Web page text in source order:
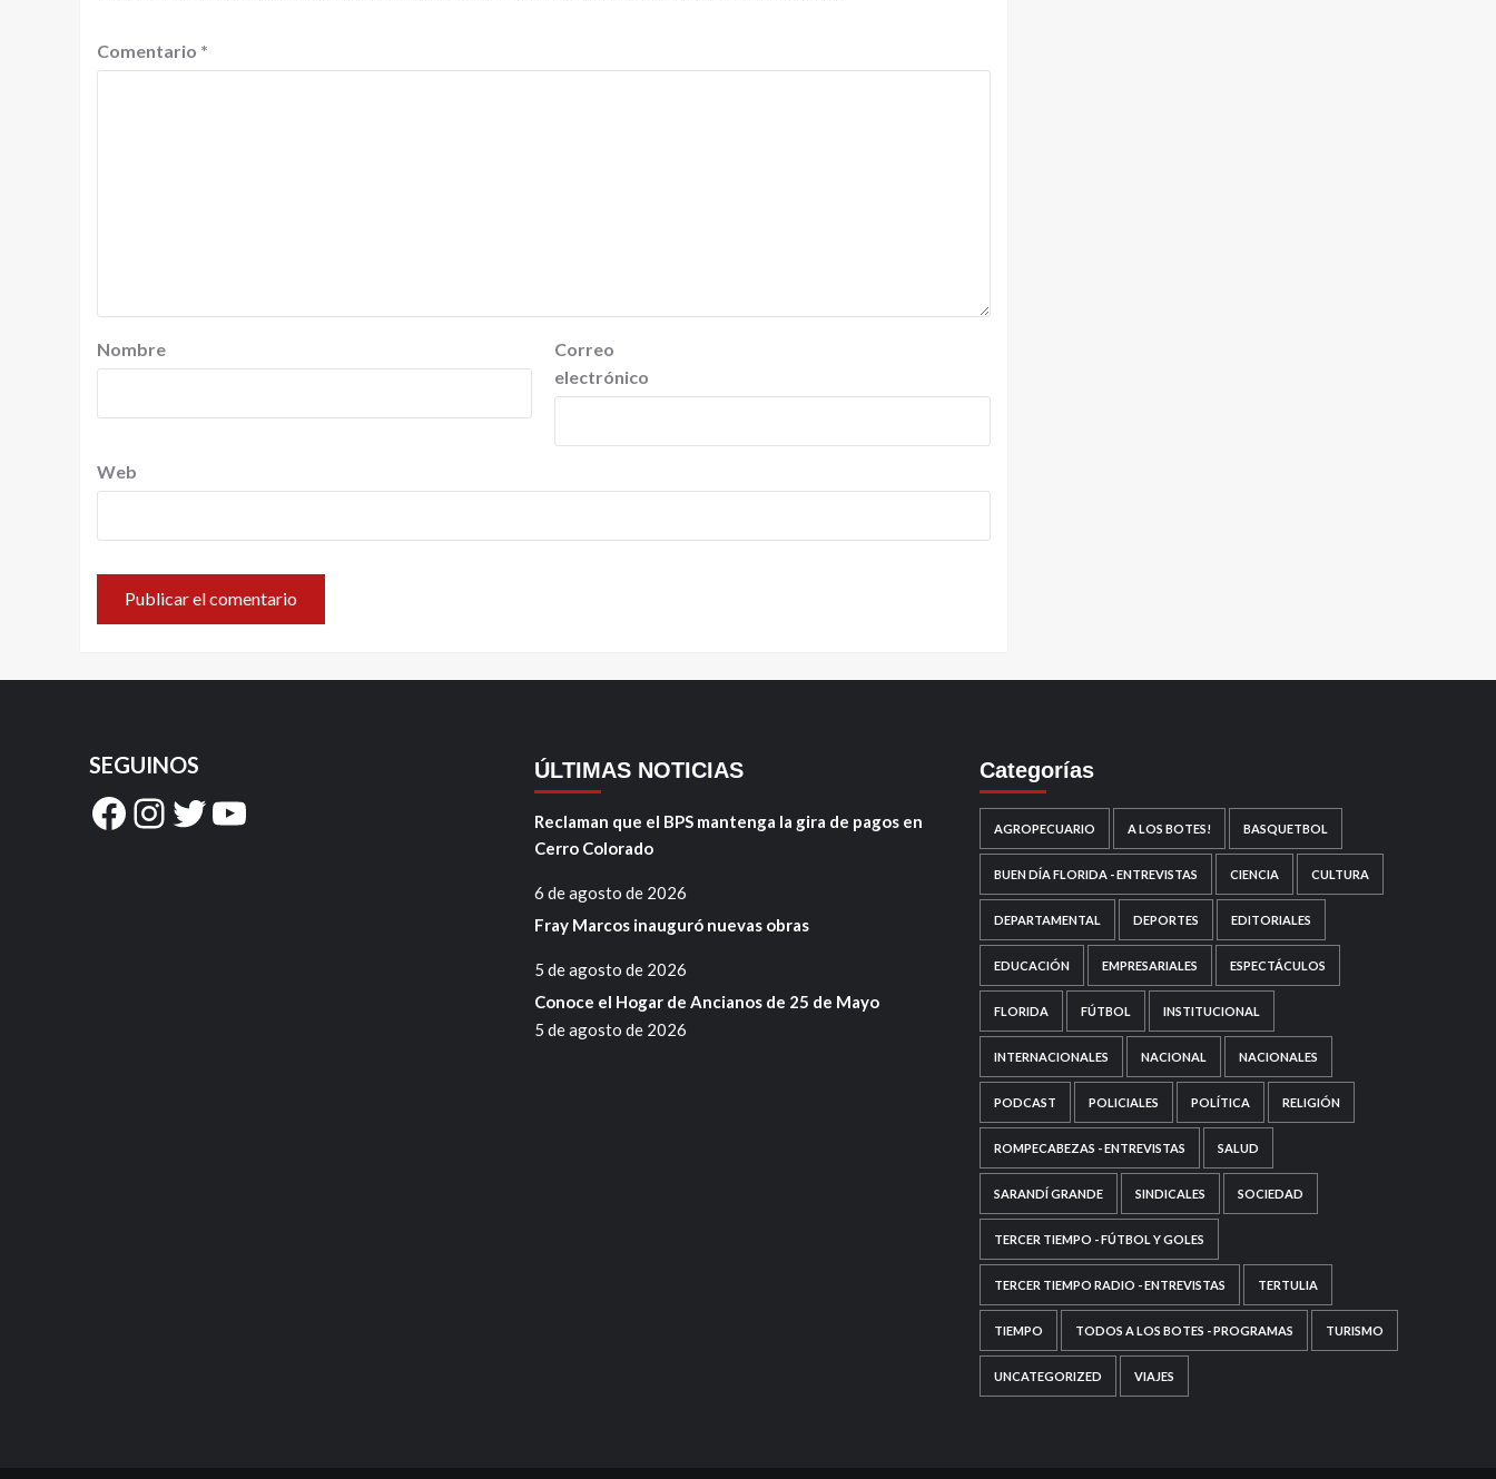
Comentario *
Nombre
Correo
electrónico
Web
SEGUINOS
Facebook
Instagram
Twitter
YouTube
ÚLTIMAS NOTICIAS
Reclaman que el BPS mantenga la gira de pagos en
Cerro Colorado
6 de agosto de 2026
Fray Marcos inauguró nuevas obras
5 de agosto de 2026
Conoce el Hogar de Ancianos de 25 de Mayo
5 de agosto de 2026
Categorías
AGROPECUARIO A LOS BOTES! BASQUETBOL
BUEN DÍA FLORIDA - ENTREVISTAS CIENCIA CULTURA
DEPARTAMENTAL DEPORTES EDITORIALES
EDUCACIÓN EMPRESARIALES ESPECTÁCULOS
FLORIDA FÚTBOL INSTITUCIONAL
INTERNACIONALES NACIONAL NACIONALES
PODCAST POLICIALES POLÍTICA RELIGIÓN
ROMPECABEZAS - ENTREVISTAS SALUD
SARANDÍ GRANDE SINDICALES SOCIEDAD
TERCER TIEMPO - FÚTBOL Y GOLES
TERCER TIEMPO RADIO - ENTREVISTAS TERTULIA
TIEMPO TODOS A LOS BOTES - PROGRAMAS TURISMO
UNCATEGORIZED VIAJES